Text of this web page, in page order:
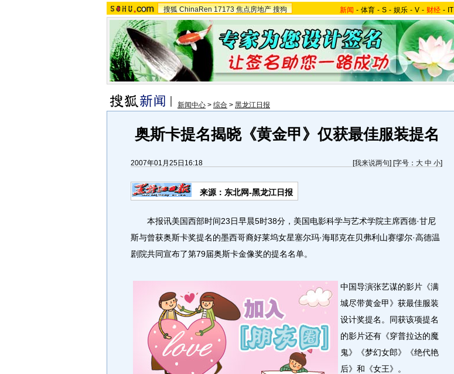
搜狐 ChinaRen 17173 焦点房地产 搜狗 新闻 - 体育 - S - 娱乐 - V - 财经 - IT
新闻中心 > 综合 > 黑龙江日报
奥斯卡提名揭晓《黄金甲》仅获最佳服装提名
2007年01月25日16:18 [我来说两句] [字号： 大 中 小]
来源：东北网-黑龙江日报
本报讯美国西部时间23日早晨5时38分，美国电影科学与艺术学院主席西德·甘尼
斯与曾获奥斯卡奖提名的墨西哥裔好莱坞女星塞尔玛·海耶克在贝弗利山赛缪尔·高德温
剧院共同宣布了第79届奥斯卡金像奖的提名名单。
中国导演张艺谋的影片《满
城尽带黄金甲》获最佳服装
设计奖提名。同获该项提名
的影片还有《穿普拉达的魔
鬼》《梦幻女郎》《绝代艳
后》和《女王》。